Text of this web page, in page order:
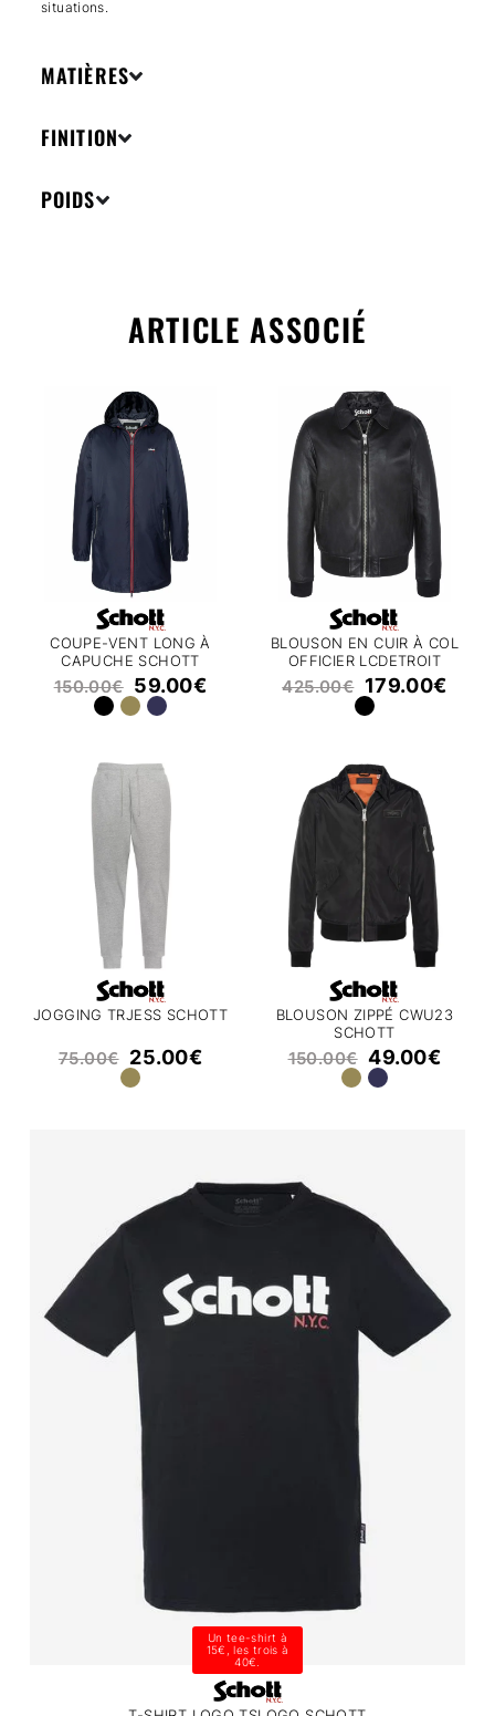
situations.
MATIÈRES
FINITION
POIDS
ARTICLE ASSOCIÉ
COUPE-VENT LONG À
CAPUCHE SCHOTT
CLYDE25
150.00€ 59.00€
BLOUSON EN CUIR À COL
OFFICIER LCDETROIT
SCHOTT
425.00€ 179.00€
JOGGING TRJESS SCHOTT
75.00€ 25.00€
BLOUSON ZIPPÉ CWU23
SCHOTT
150.00€ 49.00€
Un tee-shirt à
15€, les trois à
40€.